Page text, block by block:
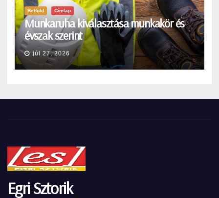
Belföld Címlap
Munkaruha kiválasztása munkakör és
évszak szerint
júl 27, 2026
Egri Sztorik